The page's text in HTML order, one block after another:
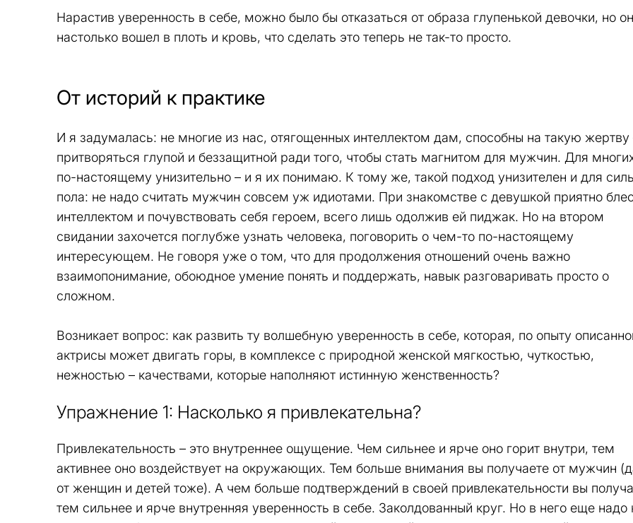
Нарастив уверенность в себе, можно было бы отказаться от образа глупенькой девочки, но он
настолько вошел в плоть и кровь, что сделать это теперь не так-то просто.
От историй к практике
И я задумалась: не многие из нас, отягощенных интеллектом дам, способны на такую жертву
притворяться глупой и беззащитной ради того, чтобы стать магнитом для мужчин. Для
по-настоящему унизительно – и я их понимаю. К тому же, такой подход унизителен и для
пола: не надо считать мужчин совсем уж идиотами. При знакомстве с девушкой приятно
интеллектом и почувствовать себя героем, всего лишь одолжив ей пиджак. Но на втором
свидании захочется поглубже узнать человека, поговорить о чем-то по-настоящему
интересующем. Не говоря уже о том, что для продолжения отношений очень важно
взаимопонимание, обоюдное умение понять и поддержать, навык разговаривать просто о
сложном.
Возникает вопрос: как развить ту волшебную уверенность в себе, которая, по опыту
актрисы может двигать горы, в комплексе с природной женской мягкостью, чуткостью,
нежностью – качествами, которые наполняют истинную женственность?
Упражнение 1: Насколько я привлекательна?
Привлекательность – это внутреннее ощущение. Чем сильнее и ярче оно горит внутри, тем
активнее оно воздействует на окружающих. Тем больше внимания вы получаете от мужчин
от женщин и детей тоже). А чем больше подтверждений в своей привлекательности вы
тем сильнее и ярче внутренняя уверенность в себе. Заколдованный круг. Но в него еще надо